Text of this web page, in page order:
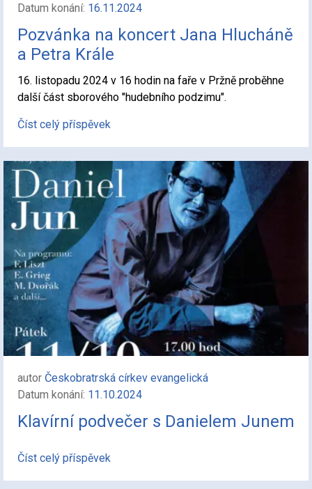
Datum konání: 16.11.2024
Pozvánka na koncert Jana Hlucháně
a Petra Krále
16. listopadu 2024 v 16 hodin na faře v Pržně proběhne
další část sborového "hudebního podzimu".
Číst celý příspěvek
autor Českobratrská církev evangelická
Datum konání: 11.10.2024
Klavírní podvečer s Danielem Junem
Číst celý příspěvek